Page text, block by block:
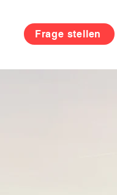
Frage stellen